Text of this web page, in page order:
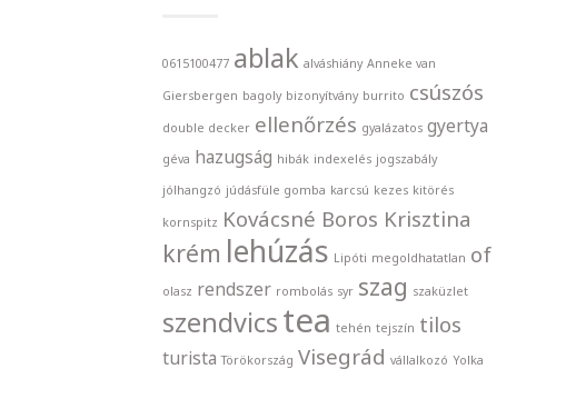
0615100477 ablak alváshiány Anneke van
Giersbergen bagoly bizonyítvány burrito csúszós
double decker ellenőrzés gyalázatos gyertya
géva hazugság hibák indexelés jogszabály
jólhangzó júdásfüle gomba karcsú kezes kitörés
kornspitz Kovácsné Boros Krisztina
krém lehúzás Lipóti megoldhatatlan of
olasz rendszer rombolás syr szag szaküzlet
szendvicstea tehén tejszín tilos
turista Törökország Visegrád vállalkozó Yolka